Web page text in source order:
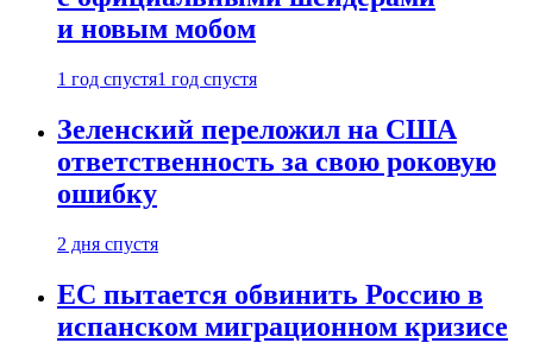
и новым мобом
1 год спустя1 год спустя
Зеленский переложил на США
ответственность за свою роковую
ошибку
2 дня спустя
ЕС пытается обвинить Россию в
испанском миграционном кризисе